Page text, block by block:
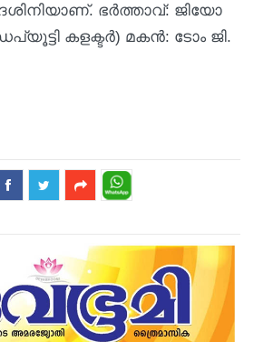
ഭർത്താവ്: ജിയോ
കളക്ടർ) മകൻ: ടോം ജി.